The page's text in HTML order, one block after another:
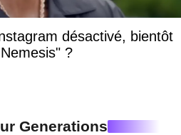
désactivé, bientôt
?
Generations